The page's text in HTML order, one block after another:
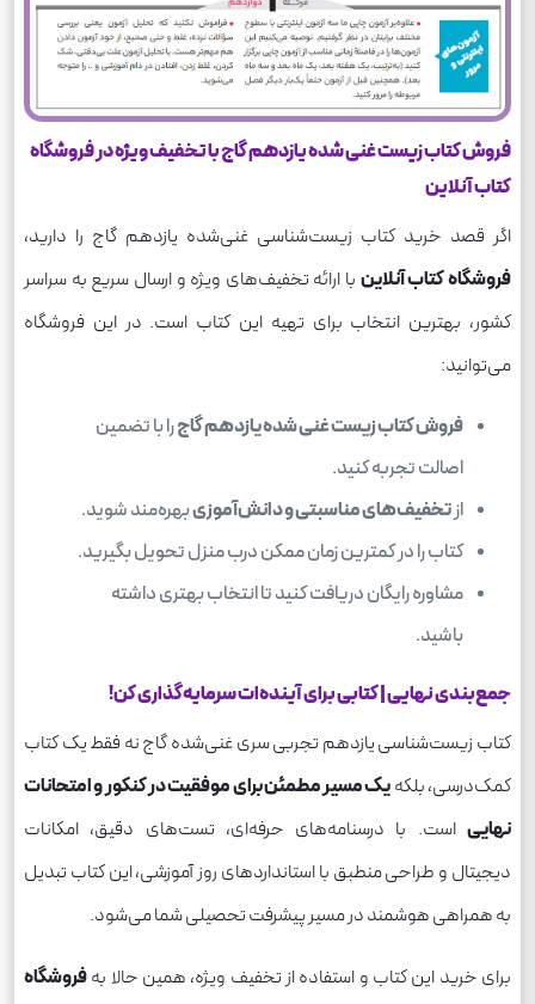
فروش کتاب زیست غنی شده یازدهم گاج با تخفیف ویژه در فروشگاه
کتاب آنلاین
اگر قصد خرید کتاب زیست‌شناسی غنی‌شده یازدهم گاج را دارید،
فروشگاه کتاب آنلاین با ارائه تخفیف‌های ویژه و ارسال سریع به سراسر
کشور، بهترین انتخاب برای تهیه این کتاب است. در این فروشگاه
می‌توانید:
فروش کتاب زیست غنی شده یازدهم گاجرا با تضمین
اصالت تجربه کنید.
ازتخفیف‌های مناسبتی و دانش‌آموزیبهره‌مند شوید.
کتاب را در کمترین زمان ممکن درب منزل تحویل بگیرید.
مشاوره رایگان دریافت کنید تا انتخاب بهتری داشته
باشید.
جمع‌بندی نهایی | کتابی برای آینده‌ات سرمایه‌گذاری کن!
کتاب زیست‌شناسی یازدهم تجربی سری غنی‌شده گاج نه فقط یک کتاب
کمک‌درسی، بلکهیک مسیر مطمئن برای موفقیت در کنکور و امتحانات
نهایی است. با درسنامه‌های حرفه‌ای، تست‌های دقیق، امکانات
دیجیتال و طراحی منطبق با استانداردهای روز آموزشی، این کتاب تبدیل
به همراهی هوشمند در مسیر پیشرفت تحصیلی شما می‌شود.
برای خرید این کتاب و استفاده از تخفیف ویژه، همین حالا بهفروشگاه